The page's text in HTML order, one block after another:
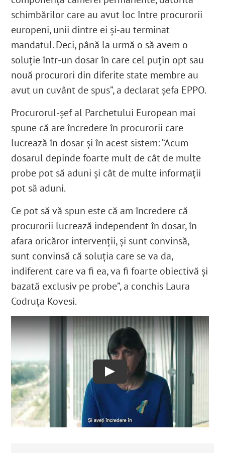
schimbărilor care au avut loc între procurorii
europeni, unii dintre ei și-au terminat
mandatul. Deci, până la urmă o să avem o
soluție într-un dosar în care cel puțin opt sau
nouă procurori din diferite state membre au
avut un cuvânt de spus”, a declarat şefa EPPO.
Procurorul-şef al Parchetului European mai
spune că are încredere în procurorii care
lucrează în dosar și în acest sistem: “Acum
dosarul depinde foarte mult de cât de multe
probe pot să aduni și cât de multe informații
pot să aduni.
Ce pot să vă spun este că am încredere că
procurorii lucrează independent în dosar, în
afara oricăror intervenții, și sunt convinsă,
sunt convinsă că soluția care se va da,
indiferent care va fi ea, va fi foarte obiectivă și
bazată exclusiv pe probe”, a conchis Laura
Codruţa Kovesi.
Play